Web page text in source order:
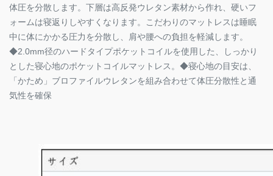
体圧を分散します。下層は高反発ウレタン素材から作れ、硬いフ
ォームは寝返りしやすくなります。こだわりのマットレスは睡眠
中に体にかかる圧力を分散し、肩や腰への負担を軽減します。
◆2.0mm径のハードタイプポケットコイルを使用した、しっかり
とした寝心地のポケットコイルマットレス。◆寝心地の目安は、
「かため」ブロファイルウレタンを組み合わせて体圧分散性と通
気性を確保